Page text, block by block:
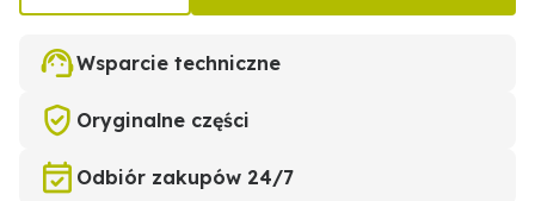
Wsparcie techniczne
Oryginalne części
Odbiór zakupów 24/7